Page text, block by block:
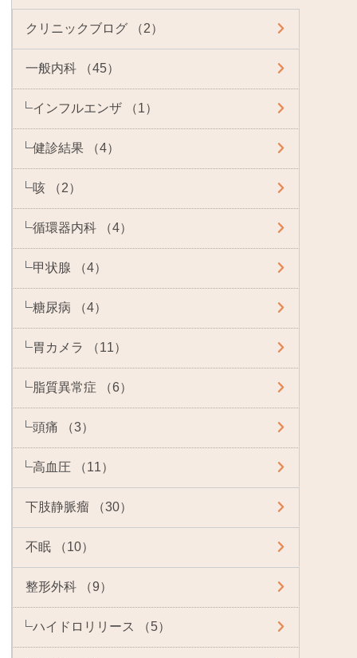
クリニックブログ （2）
一般内科 （45）
インフルエンザ （1）
健診結果 （4）
咳 （2）
循環器内科 （4）
甲状腺 （4）
糖尿病 （4）
胃カメラ （11）
脂質異常症 （6）
頭痛 （3）
高血圧 （11）
下肢静脈瘤 （30）
不眠 （10）
整形外科 （9）
ハイドロリリース （5）